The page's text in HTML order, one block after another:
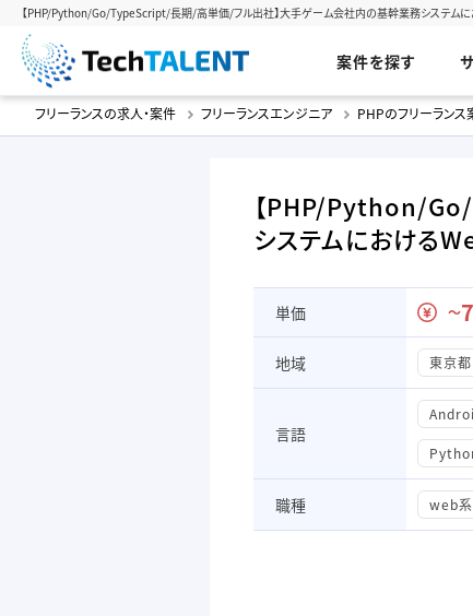
【PHP/Python/Go/TypeScript/長期/高単価/フル出社】大手ゲーム会社内の基幹業務システム
案件を探す
フリーランスの求人・案件 フリーランスエンジニア PHPのフリーランス
【PHP/Python/
システムにおける
単価 〜
地域 東京都
言語
職種 web系